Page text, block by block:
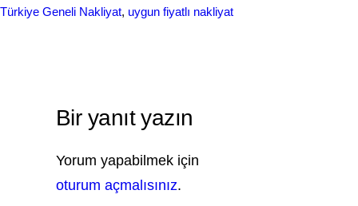
Türkiye Geneli Nakliyat, uygun fiyatlı nakliyat
Bir yanıt yazın
Yorum yapabilmek için
oturum açmalısınız.